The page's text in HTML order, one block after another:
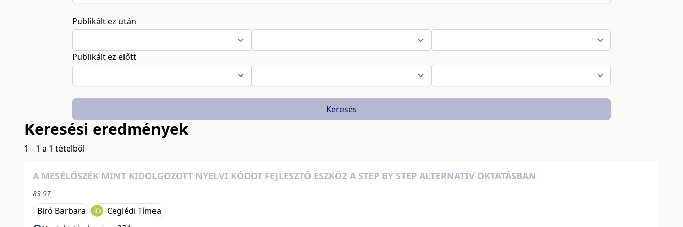
Publikált ez után
Publikált ez előtt
Keresés
Keresési eredmények
1 - 1 a 1 tételből
A MESÉLŐSZÉK MINT KIDOLGOZOTT NYELVI KÓDOT FEJLESZTŐ ESZKÖZ A STEP BY STEP ALTERNATÍV OKTATÁSBAN
83-97
Biró Barbara Ceglédi Tímea